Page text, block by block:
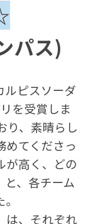
パス)
ルピスソーダ
を受賞しま
り、素晴らし
めてくださっ
が高く、どの
、各チーム
は、それぞれ